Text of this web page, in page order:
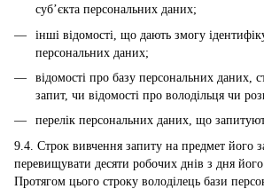
суб’єкта персональних даних;
інші відомості, що дають змогу
персональних даних;
відомості про базу персональних даних,
запит, чи відомості про володільця чи
перелік персональних даних, що
9.4. Строк вивчення запиту на предмет його
перевищувати десяти робочих днів з дня
Протягом цього строку володілець бази